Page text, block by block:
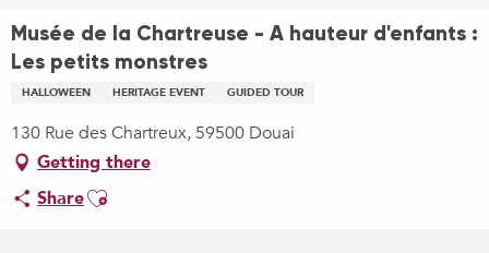
Musée de la Chartreuse - A hauteur d'enfants :
Les petits monstres
HALLOWEEN HERITAGE EVENT GUIDED TOUR
130 Rue des Chartreux, 59500 Douai
Getting there
ShareAjouter aux favoris